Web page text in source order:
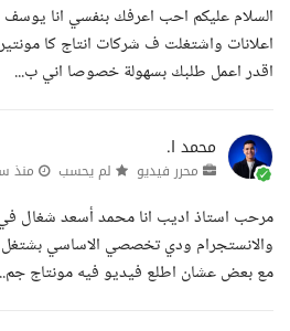
السلام عليكم احب اعرفك بنفسي انا يوسف
اعلانات واشتغلت ف شركات انتاج كا
اقدر اعمل طلبك بسهولة خصوصا اني ب...
محمد ا.
محرر فيديو لم يحسب منذ
مرحب استاذ اديب انا محمد أسعد شغال في
والانستجرام ودي تخصصي الاساسي بشتغل
مع بعض عشان اطلع فيديو فيه مونتاج